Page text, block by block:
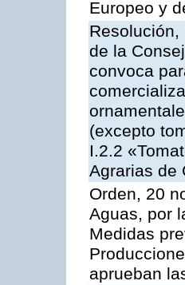
Europeo y
de la
convoca
(excepto
I.2.2
Agrarias de
Orden, 20
Aguas, por
Medidas
aprueban